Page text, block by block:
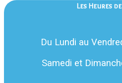
Les Heures
Du Lundi au
Samedi et